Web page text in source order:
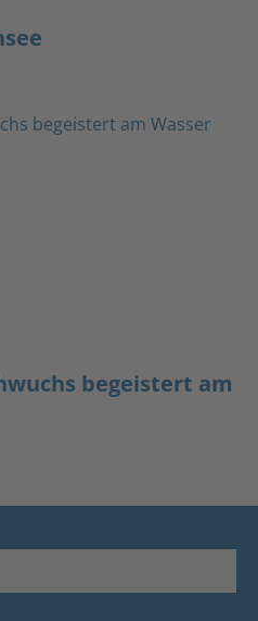
begeistert am